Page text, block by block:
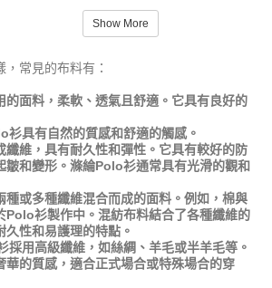
Show More
常見的布料有：
的面料，柔軟、透氣且舒適。它具有良好的
衫具有自然的質感和舒適的觸感。
纖維，具有耐久性和彈性。它具有較好的防
皺和變形。滌綸Polo衫通常具有光滑的觀和
種或多種纖維混合而成的面料。例如，棉與
Polo衫製作中。混紡布料結合了各種纖維的
性和易護理的特點。
採用高級纖維，如絲綢、羊毛或半羊毛等。
華的質感，適合正式場合或特殊場合的穿